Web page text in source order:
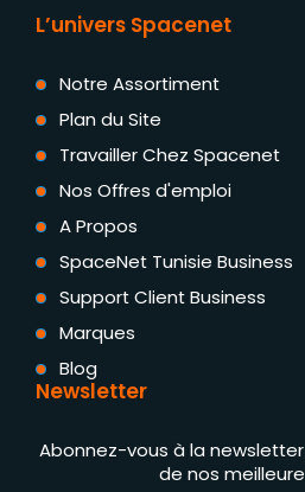
L’univers Spacenet
Notre Assortiment
Plan du Site
Travailler Chez Spacenet
Nos Offres d'emploi
A Propos
SpaceNet Tunisie Business
Support Client Business
Marques
Blog
Newsletter
Abonnez-vous à la
de nos